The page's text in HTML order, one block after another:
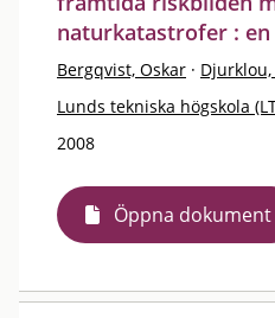
naturkatastrofer :
Bergqvist, Oskar ·
Lunds tekniska högskola
2008
Öppna dokument